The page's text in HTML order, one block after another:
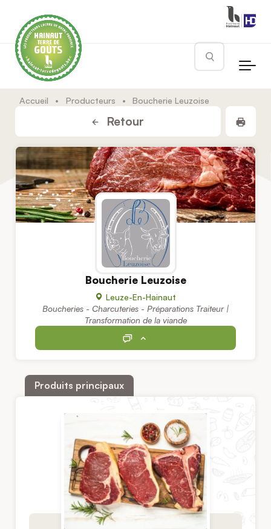
Rechercher
Accueil • Producteurs • Boucherie Leuzoise
Retour
Boucherie Leuzoise
Leuze-En-Hainaut
Boucheries - Charcuteries - Préparations Traiteur |
Transformation de la viande
Produits principaux